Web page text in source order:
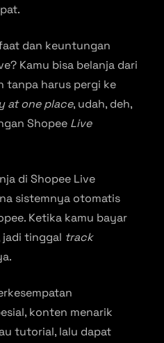
dan keuntungan
Kamu bisa belanja dari
tanpa harus pergi ke
at one place, udah, deh,
Shopee Live
di Shopee Live
sistemnya otomatis
Ketika kamu bayar
tinggal track
konten menarik
tutorial, lalu dapat